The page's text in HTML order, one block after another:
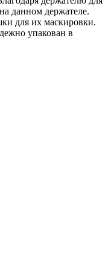
данном держателе.
для их маскировки.
упакован в